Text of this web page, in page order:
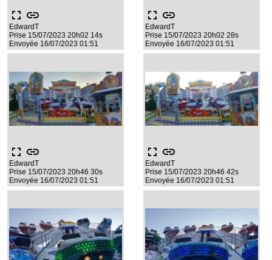
fullscreen link
EdwardT
Prise 15/07/2023 20h02 14s
Envoyée 16/07/2023 01:51
fullscreen link
EdwardT
Prise 15/07/2023 20h02 28s
Envoyée 16/07/2023 01:51
fullscreen link
EdwardT
Prise 15/07/2023 20h46 30s
Envoyée 16/07/2023 01:51
fullscreen link
EdwardT
Prise 15/07/2023 20h46 42s
Envoyée 16/07/2023 01:51